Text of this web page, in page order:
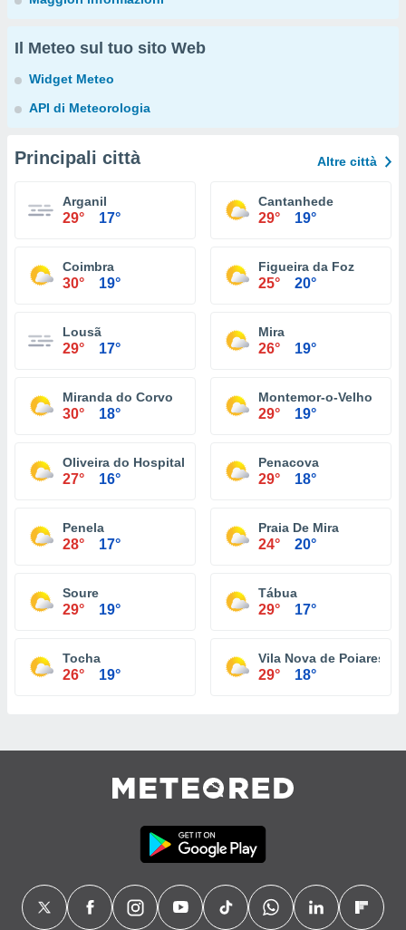
Il Meteo sul tuo sito Web
Widget Meteo
API di Meteorologia
Principali città Altre città
Arganil
29° 17°
Cantanhede
29° 19°
Coimbra
30° 19°
Figueira da Foz
25° 20°
Lousã
29° 17°
Mira
26° 19°
Miranda do Corvo
30° 18°
Montemor-o-Velho
29° 19°
Oliveira do Hospital
27° 16°
Penacova
29° 18°
Penela
28° 17°
Praia De Mira
24° 20°
Soure
29° 19°
Tábua
29° 17°
Tocha
26° 19°
Vila Nova de Poiares
29° 18°